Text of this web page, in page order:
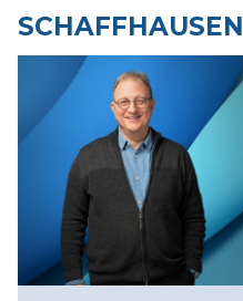
KMU-Beratung
Rechtsberatung
Rechnungswesen
Follow up
SCHAFFHAUSEN